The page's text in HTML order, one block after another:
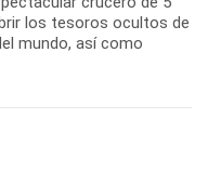
los tesoros ocultos de
mundo, así como